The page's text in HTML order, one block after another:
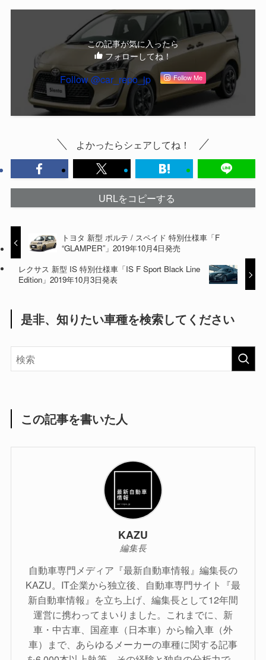
この記事が気に入ったら
フォローしてね！
Follow @car_repo_jp Follow Me
よかったらシェアしてね！
URLをコピーする
トヨタ 新型 ポルテ / スペイド 特別仕様車「F
“GLAMPER”」2019年10月4日発売
レクサス 新型 IS 特別仕様車「IS F Sport Black Line
Edition」2019年10月3日発表
是非、知りたい車種を検索してください
この記事を書いた人
KAZU
編集長
自動車専門メディア『最新自動車情報』編集長の
KAZU。IT企業から独立後、自動車専門サイト『最
新自動車情報』を立ち上げ、編集長として12年間
運営に携わってまいりました。これまでに、新
車・中古車、国産車（日本車）から輸入車（外
車）まで、あらゆるメーカーの車種に関する記事